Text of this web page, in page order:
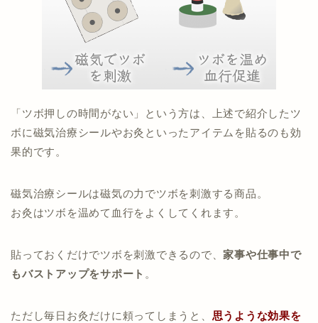
「ツボ押しの時間がない」という方は、上述で紹介したツ
ボに磁気治療シールやお灸といったアイテムを貼るのも効
果的です。
磁気治療シールは磁気の力でツボを刺激する商品。
お灸はツボを温めて血行をよくしてくれます。
貼っておくだけでツボを刺激できるので、家事や仕事中で
もバストアップをサポート 。
ただし毎日お灸だけに頼ってしまうと、 思うような効果を